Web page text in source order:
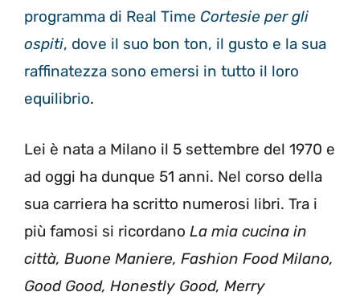
programma di Real Time Cortesie per gli
ospiti, dove il suo bon ton, il gusto e la sua
raffinatezza sono emersi in tutto il loro
equilibrio.
Lei è nata a Milano il 5 settembre del 1970 e
ad oggi ha dunque 51 anni. Nel corso della
sua carriera ha scritto numerosi libri. Tra i
più famosi si ricordano La mia cucina in
città, Buone Maniere, Fashion Food Milano,
Good Good, Honestly Good, Merry